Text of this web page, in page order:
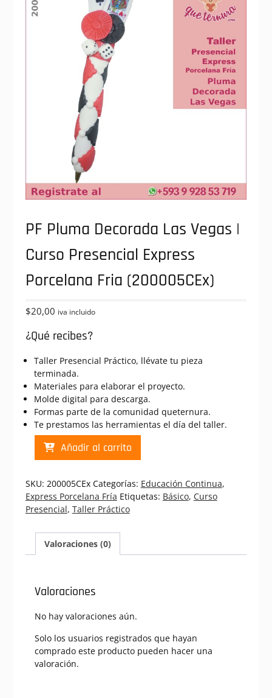
PF Pluma Decorada Las Vegas |
Curso Presencial Express
Porcelana Fria (200005CEx)
$20,00 iva incluido
¿Qué recibes?
Taller Presencial Práctico, llévate tu pieza
terminada.
Materiales para elaborar el proyecto.
Molde digital para descarga.
Formas parte de la comunidad queternura.
Te prestamos las herramientas el día del taller.
Pluma
Las
Vegas
|
Curso
Presencial
Express
Porcelana
cantidad
Añadir al carrito
SKU: 200005CEx Categorías: Educación Continua,
Express Porcelana Fría Etiquetas: Básico, Curso
Presencial, Taller Práctico
Valoraciones (0)
Valoraciones
No hay valoraciones aún.
Solo los usuarios registrados que hayan
comprado este producto pueden hacer una
valoración.